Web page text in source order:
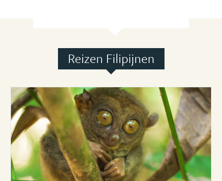
Reizen Filipijnen